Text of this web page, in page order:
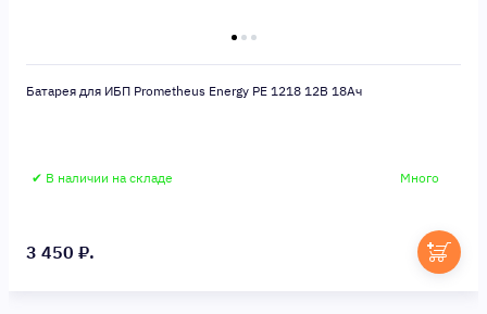
Батарея для ИБП Prometheus Energy PE 1218 12В 18Ач
✔ В наличии на складе Много
3 450 ₽.